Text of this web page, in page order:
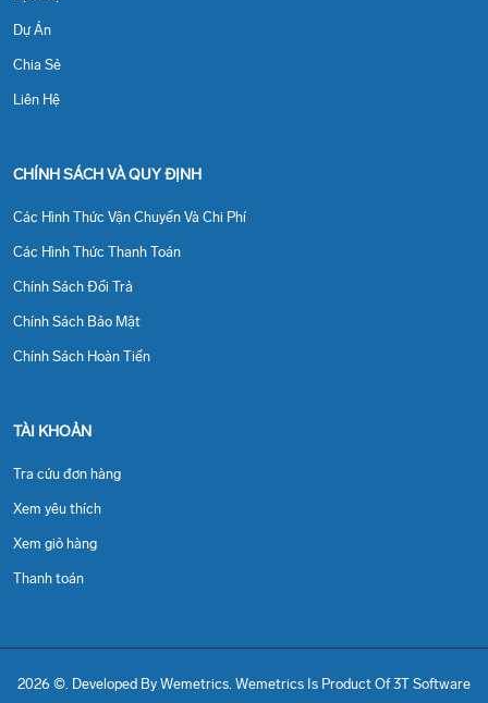
Dự Án
Chia Sẻ
Liên Hệ
CHÍNH SÁCH VÀ QUY ĐỊNH
Các Hình Thức Vận Chuyển Và Chi Phí
Các Hình Thức Thanh Toán
Chính Sách Đổi Trả
Chính Sách Bảo Mật
Chính Sách Hoàn Tiền
TÀI KHOẢN
Tra cứu đơn hàng
Xem yêu thích
Xem giỏ hàng
Thanh toán
2026 ©. Developed By Wemetrics. Wemetrics Is Product Of 3T Software